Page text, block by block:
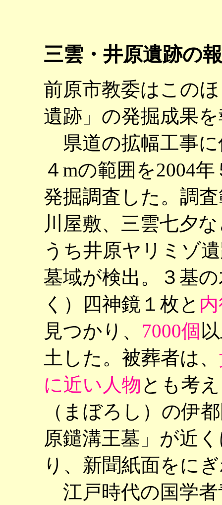
三雲・井原遺跡の
前原市教委はこの
遺跡」の発掘成果
県道の拡幅工事に
４mの範囲を2004
発掘調査した。調
川屋敷、三雲七夕
うち井原ヤリミゾ
墓域が検出。３基
く）四神鏡１枚と
見つかり、 7000個
土した。被葬者は、
に近い人物 とも考
（まぼろし）の伊
原鑓溝王墓」が近
り、新聞紙面をに
江戸時代の国学者